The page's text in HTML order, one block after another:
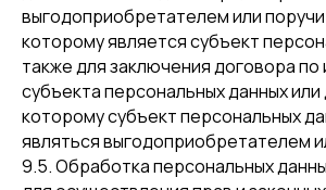
выгодоприобретателем или
которому является субъект
также для заключения договора по
субъекта персональных данных
которому субъект персональных
являться выгодоприобретателем
9.5. Обработка персональных